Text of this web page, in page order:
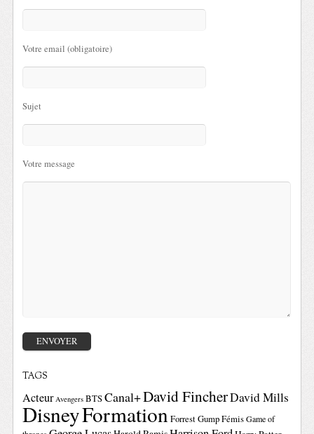
Votre email (obligatoire)
Sujet
Votre message
TAGS
Acteur Avengers BTSCanal+David FincherDavid Mills
DisneyFormationForrest GumpFémis Game of